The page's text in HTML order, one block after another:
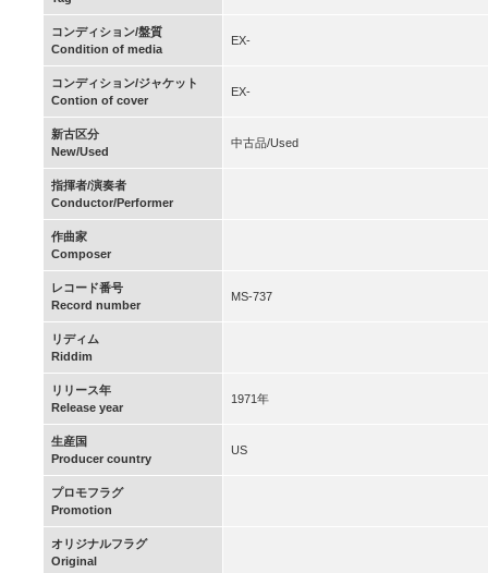
コンディション/盤質
Condition of media
EX-
コンディション/ジャケット
Contion of cover
EX-
新古区分
New/Used
中古品/Used
指揮者/演奏者
Conductor/Performer
作曲家
Composer
レコード番号
Record number
MS-737
リディム
Riddim
リリース年
Release year
1971年
生産国
Producer country
US
プロモフラグ
Promotion
オリジナルフラグ
Original